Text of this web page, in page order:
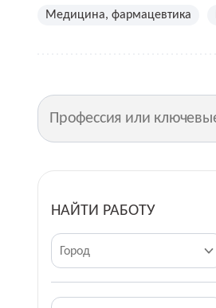
Медицина, фармацевтика
НАЙТИ РАБОТУ
Город